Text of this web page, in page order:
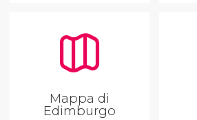
Mappa di
Edimburgo